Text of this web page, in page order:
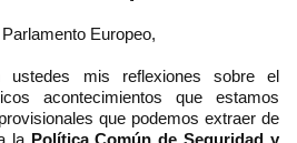
Europeo,
ustedes mis reflexiones sobre el
acontecimientos que estamos
que podemos extraer de
la Política Común de Seguridad y